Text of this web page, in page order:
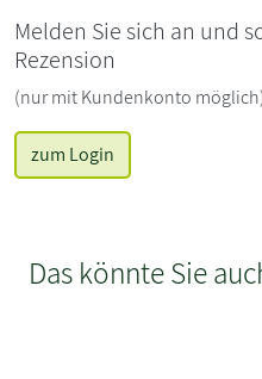
Melden Sie sich an und
Rezension
(nur mit Kundenkonto
zum Login
Das könnte Sie